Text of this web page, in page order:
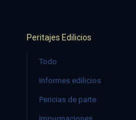
Peritajes Edilicios
Todo
Informes edilicios
Pericias de parte